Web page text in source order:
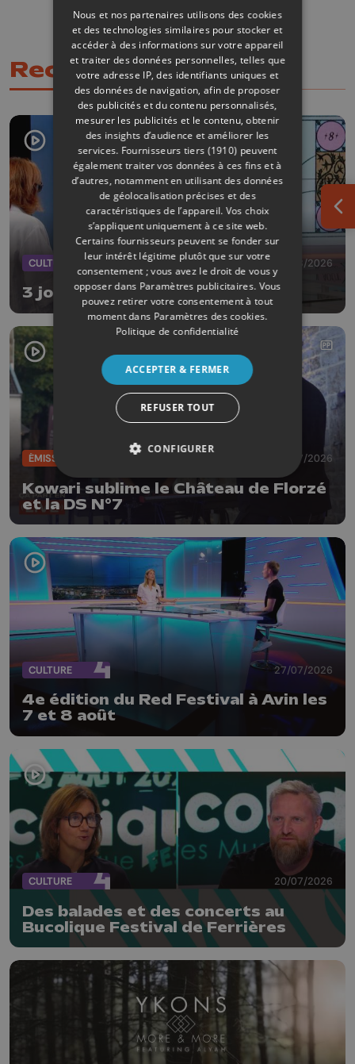
Recommandations
CULTURE 03/08/2026
3 jours de Micro Festival à Liège
ÉMISSIONS 31/07/2026
Kowari sublime le Château de Florzé
et la DS N°7
CULTURE 27/07/2026
4e édition du Red Festival à Avin les
7 et 8 août
CULTURE 20/07/2026
Des balades et des concerts au
Bucolique Festival de Ferrières
Nous et nos partenaires utilisons des cookies
et des technologies similaires pour stocker et
accéder à des informations sur votre appareil
et traiter des données personnelles, telles que
votre adresse IP, des identifiants uniques et
des données de navigation, afin de proposer
des publicités et du contenu personnalisés,
mesurer les publicités et le contenu, obtenir
des insights d’audience et améliorer les
services. Fournisseurs tiers (1910) peuvent
également traiter vos données à ces fins et à
d’autres, notamment en utilisant des données
de géolocalisation précises et des
caractéristiques de l’appareil. Vos choix
s’appliquent uniquement à ce site web.
Certains fournisseurs peuvent se fonder sur
leur intérêt légitime plutôt que sur votre
consentement ; vous avez le droit de vous y
opposer dans Paramètres publicitaires. Vous
pouvez retirer votre consentement à tout
moment dans Paramètres des cookies.
Politique de confidentialité
ACCEPTER & FERMER
REFUSER TOUT
CONFIGURER